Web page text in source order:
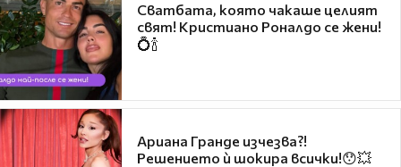
Сватбата, която чакаше целият
свят! Кристиано Роналдо се жени!
💍🍾
Ариана Гранде изчезва?!
Решението ѝ шокира всички!😯💥